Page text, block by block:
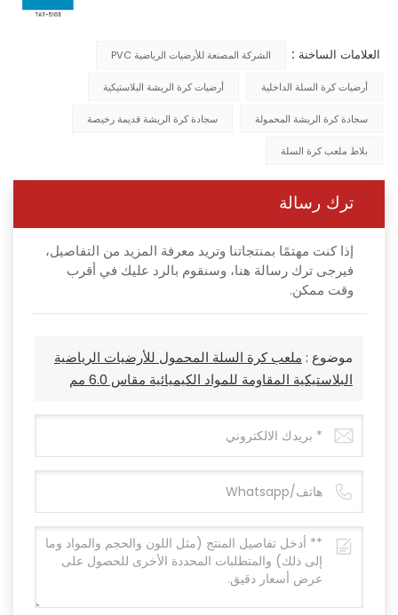
العلامات الساخنة : الشركة المصنعة للأرضيات الرياضية PVC
أرضيات كرة السلة الداخلية أرضيات كرة الريشة البلاستيكية
سجادة كرة الريشة المحمولة سجادة كرة الريشة قديمة رخيصة
بلاط ملعب كرة السلة
ترك رسالة
إذا كنت مهتمًا بمنتجاتنا وتريد معرفة المزيد من التفاصيل،
فيرجى ترك رسالة هنا، وسنقوم بالرد عليك في أقرب
وقت ممكن.
موضوع : ملعب كرة السلة المحمول للأرضيات الرياضية
البلاستيكية المقاومة للمواد الكيميائية مقاس 6.0 مم